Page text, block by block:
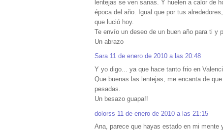
lentejas se ven sanas. Y huelen a calor de
época del año. Igual que por tus
que lució hoy.
Te envío un deseo de un buen año para ti y
Un abrazo
Sara 11 de enero de 2010 a las 20:48
Y yo digo... ya que hace tanto frio en
Que buenas las lentejas, me encanta de
pesadas.
Un besazo guapa!!
dolorss 11 de enero de 2010 a las 21:15
Ana, parece que hayas estado en mi